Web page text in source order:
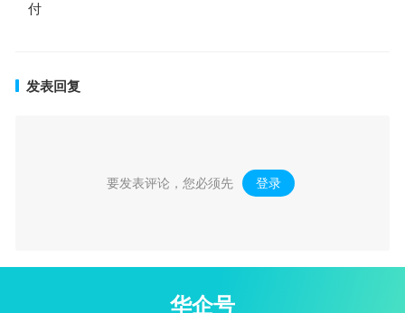
付
发表回复
要发表评论，您必须先 登录 。
华企号